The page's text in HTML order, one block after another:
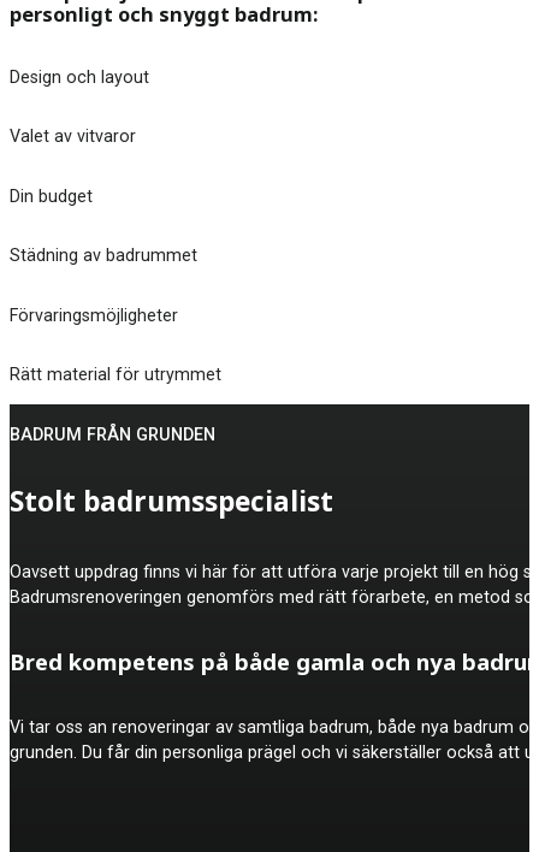
personligt och snyggt badrum:
Design och layout
Valet av vitvaror
Din budget
Städning av badrummet
Förvaringsmöjligheter
Rätt material för utrymmet
Stolt badrumsspecialist
Oavsett uppdrag finns vi här för att utföra varje projekt till en hög
Badrumsrenoveringen genomförs med rätt förarbete, en metod
BADRUM FRÅN GRUNDEN
Bred kompetens på både gamla och nya
Vi tar oss an renoveringar av samtliga badrum, både nya badrum
grunden. Du får din personliga prägel och vi säkerställer också